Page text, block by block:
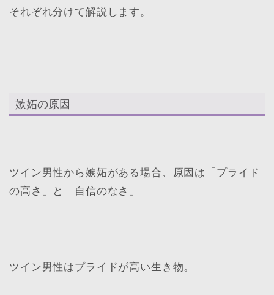
それぞれ分けて解説します。
嫉妬の原因
ツイン男性から嫉妬がある場合、原因は「プライド
の高さ」と「自信のなさ」
ツイン男性はプライドが高い生き物。